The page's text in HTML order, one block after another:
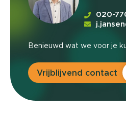
020-
Benieuwd wat we voor je
Vrijblijvend contact